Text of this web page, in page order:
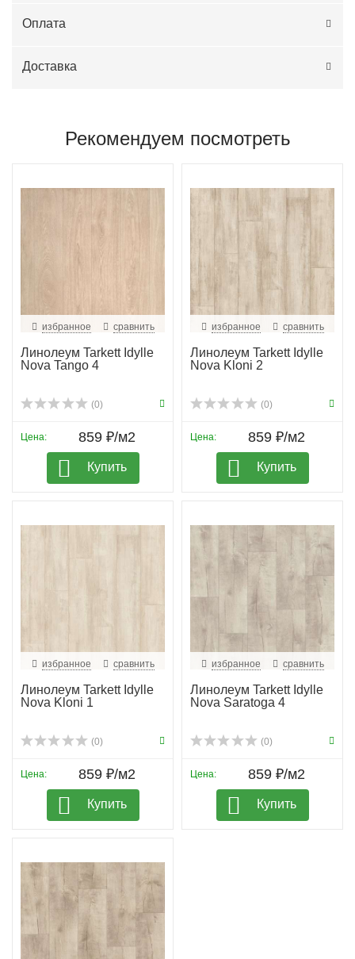
Оплата
Доставка
Рекомендуем посмотреть
избранное сравнить
Линолеум Tarkett Idylle
Nova Tango 4
(0)
Цена: 859 ₽/м2
Купить
избранное сравнить
Линолеум Tarkett Idylle
Nova Kloni 2
(0)
Цена: 859 ₽/м2
Купить
избранное сравнить
Линолеум Tarkett Idylle
Nova Kloni 1
(0)
Цена: 859 ₽/м2
Купить
избранное сравнить
Линолеум Tarkett Idylle
Nova Saratoga 4
(0)
Цена: 859 ₽/м2
Купить